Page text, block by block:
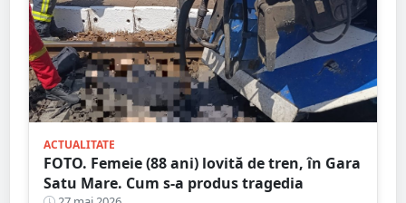
ACTUALITATE
FOTO. Femeie (88 ani) lovită de tren, în Gara
Satu Mare. Cum s-a produs tragedia